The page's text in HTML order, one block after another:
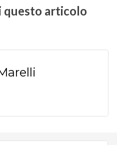
questo articolo